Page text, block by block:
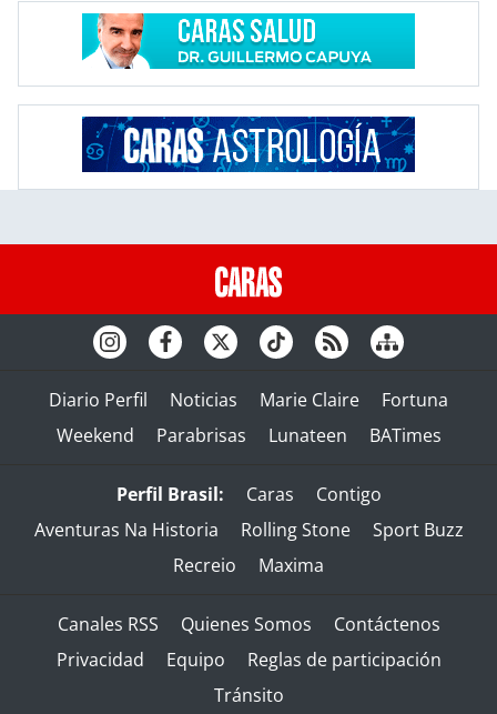
Diario Perfil Noticias Marie Claire
Fortuna
Weekend
Parabrisas Lunateen BATimes
Perfil Brasil: Caras
Contigo
Aventuras Na Historia
Rolling Stone
Sport Buzz
Recreio
Maxima
Canales RSS Quienes Somos
Contáctenos
Privacidad
Equipo
Reglas de participación
Tránsito